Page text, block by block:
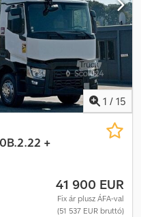
1 / 15
+
41 900 EUR
Fix ár plusz ÁFA-val
(51 537 EUR bruttó)